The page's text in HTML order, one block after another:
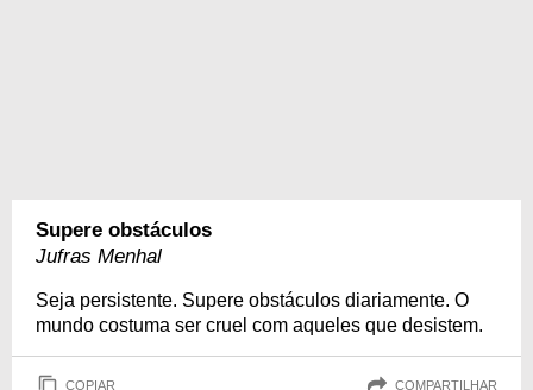
Supere obstáculos
Jufras Menhal
Seja persistente. Supere obstáculos diariamente. O
mundo costuma ser cruel com aqueles que desistem.
COPIAR COMPARTILHAR